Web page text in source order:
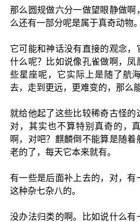
那么圆规做六分一做望眼静做
么还有一部分呢是属于真奇动物。
它可能和神话没有直接的观念
什么呢？比如说像孔雀做啊，
些星座呢，它实际上是随了航
去，走到更远，更难变的，那么
就给他起了这些比较稀奇古怪的
对，其实也不算特别真奇的，
啊，对吧？麒麟倒不能算是随
老的了，每天它本来就有。
有一些是后面补上去的，对，
这种杂七杂八的。
没办法归类的啊。比如说什么有